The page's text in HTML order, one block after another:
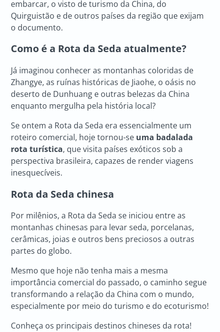
embarcar, o visto de turismo da China, do
Quirguistão e de outros países da região que exijam
o documento.
Como é a Rota da Seda atualmente?
Já imaginou conhecer as montanhas coloridas de
Zhangye, as ruínas históricas de Jiaohe, o oásis no
deserto de Dunhuang e outras belezas da China
enquanto mergulha pela história local?
Se ontem a Rota da Seda era essencialmente um
roteiro comercial, hoje tornou-se uma badalada
rota turística, que visita países exóticos sob a
perspectiva brasileira, capazes de render viagens
inesquecíveis.
Rota da Seda chinesa
Por milênios, a Rota da Seda se iniciou entre as
montanhas chinesas para levar seda, porcelanas,
cerâmicas, joias e outros bens preciosos a outras
partes do globo.
Mesmo que hoje não tenha mais a mesma
importância comercial do passado, o caminho segue
transformando a relação da China com o mundo,
especialmente por meio do turismo e do ecoturismo!
Conheça os principais destinos chineses da rota!